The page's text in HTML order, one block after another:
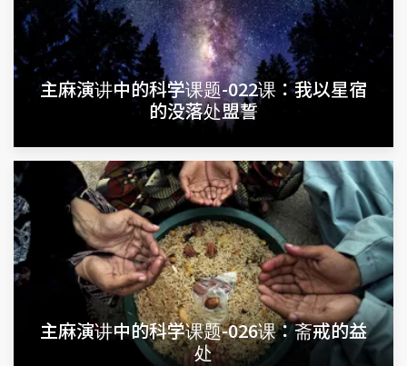
主麻演讲中的科学课题-022课：我以星宿
的没落处盟誓
主麻演讲中的科学课题-026课：斋戒的益
处